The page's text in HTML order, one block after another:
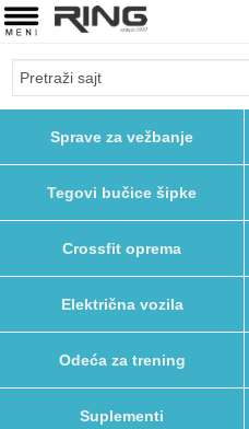
Sprave za vežbanje
Tegovi bučice šipke
Crossfit oprema
Električna vozila
Odeća za trening
Suplementi